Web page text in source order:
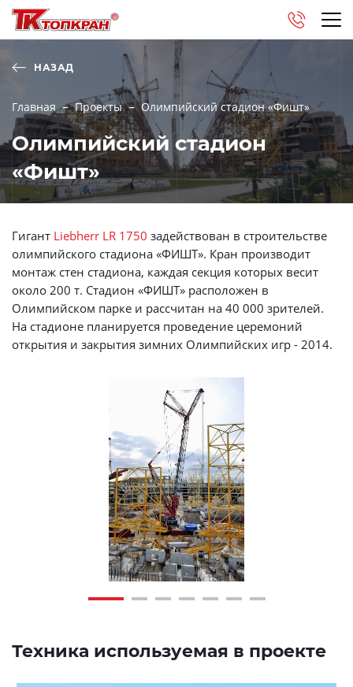
НАЗАД
Главная Проекты Олимпийский стадион «Фишт»
Олимпийский стадион
«Фишт»
Гигант Liebherr LR 1750 задействован в строительстве
олимпийского стадиона «ФИШТ». Кран производит
монтаж стен стадиона, каждая секция которых весит
около 200 т. Стадион «ФИШТ» расположен в
Олимпийском парке и рассчитан на 40 000 зрителей.
На стадионе планируется проведение церемоний
открытия и закрытия зимних Олимпийских игр - 2014.
Техника используемая в проекте